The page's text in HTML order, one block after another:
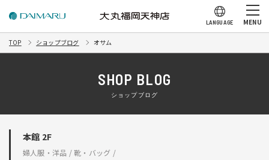
LANGUAGE MENU
TOP ショップブログ オサム
SHOP BLOG
ショップブログ
本館 2F
婦人服・洋品 / 靴・バッグ /